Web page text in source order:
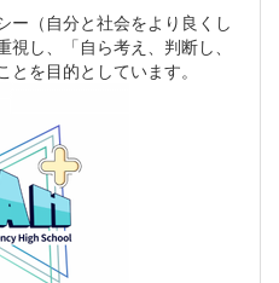
（自分と社会をより良くし
し、「自ら考え、判断し、
を目的としています。